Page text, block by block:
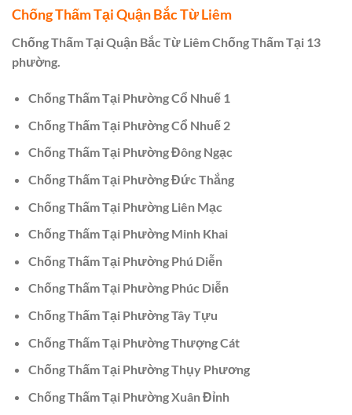
Chống Thấm Tại Quận Bắc Từ Liêm
Chống Thấm Tại Quận Bắc Từ Liêm Chống Thấm Tại 13
phường.
Chống Thấm Tại Phường Cổ Nhuế 1
Chống Thấm Tại Phường Cổ Nhuế 2
Chống Thấm Tại Phường Đông Ngạc
Chống Thấm Tại Phường Đức Thắng
Chống Thấm Tại Phường Liên Mạc
Chống Thấm Tại Phường Minh Khai
Chống Thấm Tại Phường Phú Diễn
Chống Thấm Tại Phường Phúc Diễn
Chống Thấm Tại Phường Tây Tựu
Chống Thấm Tại Phường Thượng Cát
Chống Thấm Tại Phường Thụy Phương
Chống Thấm Tại Phường Xuân Đỉnh